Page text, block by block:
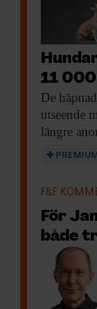
11
De
utseende
längre
PREMIUM
F&F
För
både